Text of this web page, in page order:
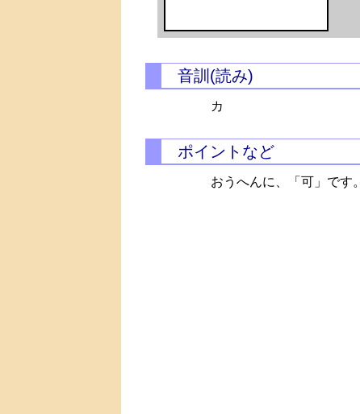
音訓(読み)
カ
ポイントなど
おうへんに、「可」です。